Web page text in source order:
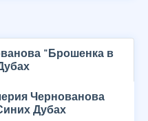
"Брошенка в
Чернованова
Дубах